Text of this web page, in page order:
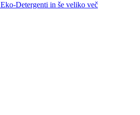
Eko-Detergenti in še veliko več